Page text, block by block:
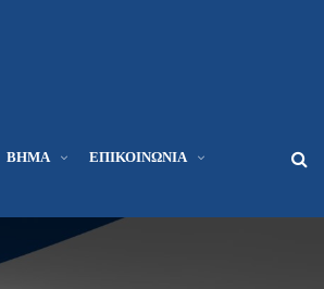
ΒΉΜΑ ΕΠΙΚΟΙΝΩΝΊΑ